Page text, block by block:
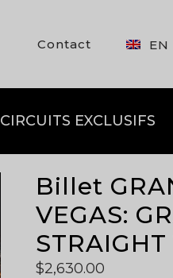
Contact EN
CIRCUITS EXCLUSIFS
Billet
VEGAS:
STRAIGHT
$2,630.00